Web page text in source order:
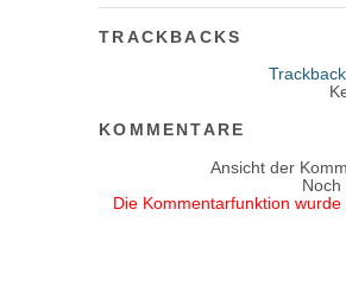
TRACKBACKS
KOMMENTARE
Ansicht der
Die Kommentarfunktion